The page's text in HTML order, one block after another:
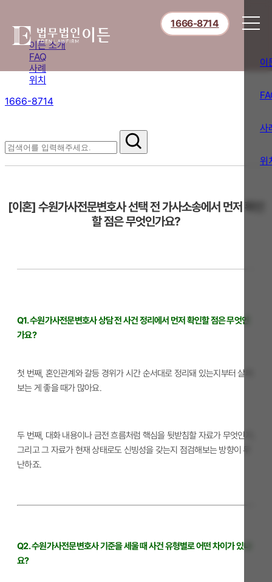
이든 소개
FAQ
사례
위치
1666-8714
1666-8714
이
사
위
[이혼] 수원가사전문변호사 선택 전 가사소송에서 먼저 확인
할 점은 무엇인가요?
Q1. 수원가사전문변호사 상담 전 사건 정리에서 먼저 확인할 점은 무엇인
가요?
첫 번째, 혼인관계와 갈등 경위가 시간 순서대로 정리돼 있는지부터 살펴
보는 게 좋을 때가 많아요.
두 번째, 대화 내용이나 금전 흐름처럼 핵심을 뒷받침할 자료가 무엇인지,
그리고 그 자료가 현재 상태로도 신빙성을 갖는지 점검해보는 방향이 무
난하죠.
Q2. 수원가사전문변호사 기준을 세울 때 사건 유형별로 어떤 차이가 있나
요?